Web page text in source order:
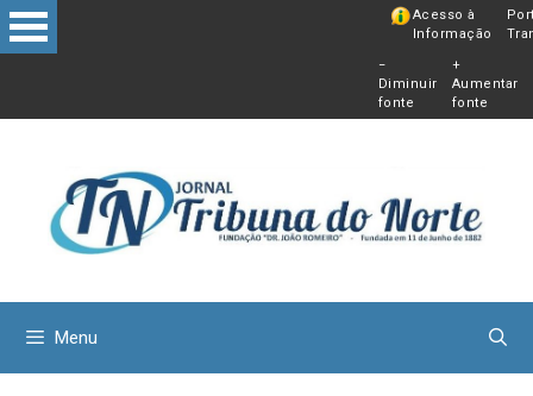
Pular
para
Acesso à
Informação
−
Diminuir
fonte
+
Aumentar
fonte
Menu